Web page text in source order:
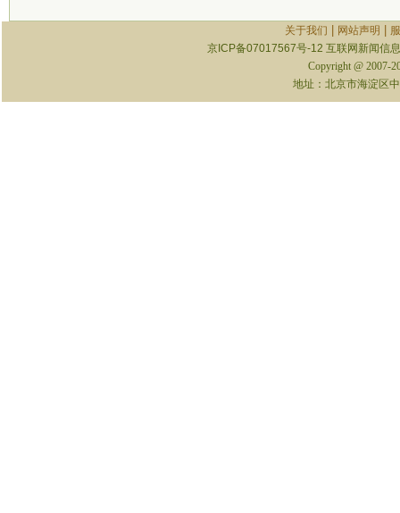
关于我们 网站声明
京ICP备07017567号-12 互联网新闻信
Copyright @ 2007-
地址：北京市海淀区